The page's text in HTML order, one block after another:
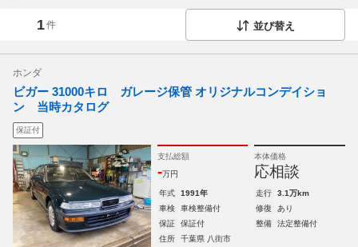
1件 並び替え
ホンダ
ビガー 31000キロ ガレージ保管 オリジナルコンデイショ
ン 当時カタログ
保証付
支払総額
-万円
本体価格
応相談
年式 1991年 走行
3.1万km
車検
車検整備付 修復
あり
保証
保証付 整備
法定整備付
住所
千葉県 八街市